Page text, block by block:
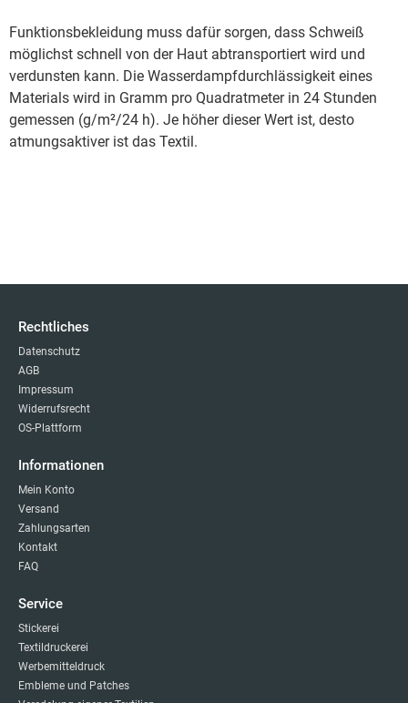
Funktionsbekleidung muss dafür sorgen, dass Schweiß
möglichst schnell von der Haut abtransportiert wird und
verdunsten kann. Die Wasserdampfdurchlässigkeit eines
Materials wird in Gramm pro Quadratmeter in 24 Stunden
gemessen (g/m²/24 h). Je höher dieser Wert ist, desto
atmungsaktiver ist das Textil.
Rechtliches
Datenschutz
AGB
Impressum
Widerrufsrecht
OS-Plattform
Informationen
Mein Konto
Versand
Zahlungsarten
Kontakt
FAQ
Service
Stickerei
Textildruckerei
Werbemitteldruck
Embleme und Patches